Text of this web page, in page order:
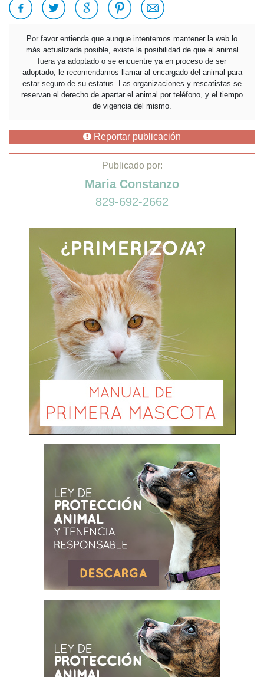
Por favor entienda que aunque intentemos mantener la web lo
más actualizada posible, existe la posibilidad de que el animal
fuera ya adoptado o se encuentre ya en proceso de ser
adoptado, le recomendamos llamar al encargado del animal para
estar seguro de su estatus. Las organizaciones y rescatistas se
reservan el derecho de apartar el animal por teléfono, y el tiempo
de vigencia del mismo.
Reportar publicación
Publicado por:
Maria Constanzo
829-692-2662